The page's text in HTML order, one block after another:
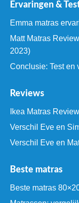
Ervaringen &
Emma matras
Matt Matras
2023)
Conclusie: Test en
Reviews
Ikea Matras Review
Verschil Eve en
Verschil Eve en
Beste matras
Beste matras